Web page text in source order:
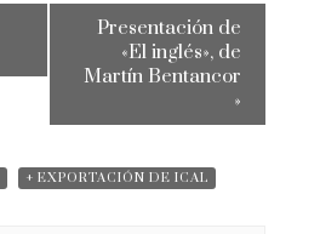
Presentación de
«El inglés», de
Martín Bentancor
»
+ EXPORTACIÓN DE ICAL